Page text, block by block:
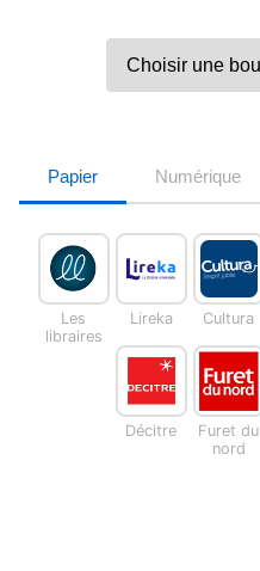
Papier Numérique
Les
libraires
Lireka Cultura
Décitre
Furet du
nord